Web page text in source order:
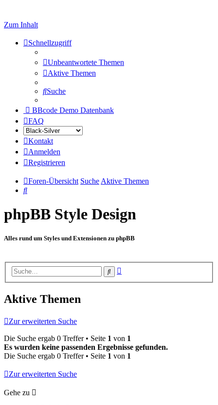
Zum Inhalt
Schnellzugriff
Unbeantwortete Themen
Aktive Themen
Suche
BBcode Demo Datenbank
FAQ
Kontakt
Anmelden
Registrieren
Foren-Übersicht Suche Aktive Themen
Suche
phpBB Style Design
Alles rund um Styles und Extensionen zu phpBB
Suche
Aktive Themen
Zur erweiterten Suche
Die Suche ergab 0 Treffer • Seite 1 von 1
Es wurden keine passenden Ergebnisse gefunden.
Die Suche ergab 0 Treffer • Seite 1 von 1
Zur erweiterten Suche
Gehe zu